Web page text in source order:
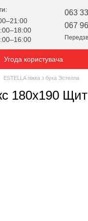
063
067
Угода користувача
ESTELLA ліжка з бука Эстелла
180х190 Щит